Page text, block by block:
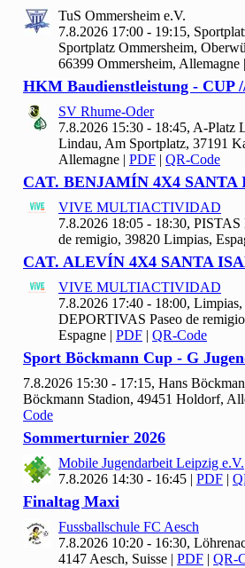
TuS Ommersheim e.V.
7.8.2026 17:00 - 19:15,
Sportplatz Ommersheim,
66399 Ommersheim, Allemagne |
HKM Baudienstleistung - CUP
SV Rhume-Oder
7.8.2026 15:30 - 18:45, A-Platz
Lindau, Am Sportplatz, 37191
Allemagne | PDF | QR-Code
CAT. BENJAMÍN 4X4 SANTA
VIVE MULTIACTIVIDAD
7.8.2026 18:05 - 18:30,
de remigio, 39820 Limpias,
CAT. ALEVÍN 4X4 SANTA
VIVE MULTIACTIVIDAD
7.8.2026 17:40 - 18:00,
DEPORTIVAS Paseo de
Espagne | PDF | QR-Code
Sport Böckmann Cup - G
7.8.2026 15:30 - 17:15, Hans
Böckmann Stadion, 49451 Holdorf,
Code
Sommerturnier 2026
Mobile Jugendarbeit Leipzig e.V.
7.8.2026 14:30 - 16:45 | PDF |
Finaltag Maxi
Fussballschule FC Aesch
7.8.2026 10:20 - 16:30,
4147 Aesch, Suisse | PDF | QR-